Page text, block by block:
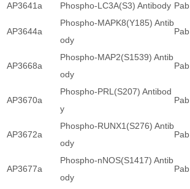
AP3641a Phospho-LC3A(S3) Antibody Pab
AP3644a
Phospho-MAPK8(Y185) Antib
ody
Pab
AP3668a
Phospho-MAP2(S1539) Antib
ody
Pab
AP3670a
Phospho-PRL(S207) Antibod
y
Pab
AP3672a
Phospho-RUNX1(S276) Antib
ody
Pab
AP3677a
Phospho-nNOS(S1417) Antib
ody
Pab